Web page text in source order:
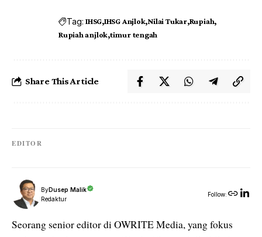
Tag: IHSG IHSG Anjlok Nilai Tukar Rupiah
Rupiah anjlok timur tengah
Share This Article
EDITOR
ByDusep Malik
Redaktur
Follow:
Seorang senior editor di OWRITE Media, yang fokus